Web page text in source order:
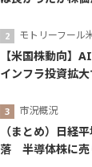
モトリーフール
【米国株動向】
インフラ投資拡
市況概況
（まとめ）日経
落 半導体株に売